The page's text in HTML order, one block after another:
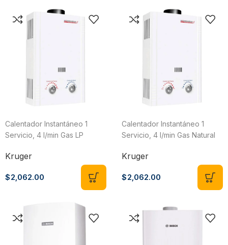
Calentador Instantáneo 1
Servicio, 4 l/min Gas LP
Kruger
$2,062.00
Calentador Instantáneo 1
Servicio, 4 l/min Gas Natural
Kruger
$2,062.00